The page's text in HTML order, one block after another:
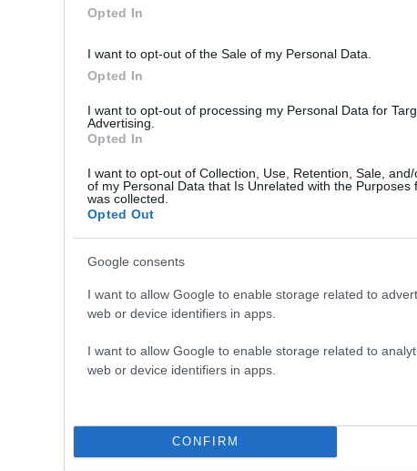
Opted In
I want to opt-out of the Sale of my Personal Data.
Opted In
I want to opt-out of processing my Personal Data for
Advertising.
Opted In
I want to opt-out of Collection, Use, Retention, Sale,
of my Personal Data that Is Unrelated with the Purposes
was collected.
Opted Out
Google consents
I want to allow Google to enable storage related to
web or device identifiers in apps.
I want to allow Google to enable storage related to
web or device identifiers in apps.
CONFIRM